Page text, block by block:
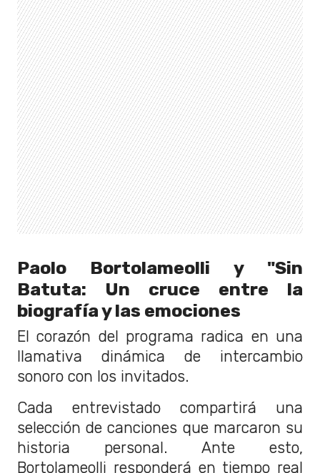
Paolo Bortolameolli y "Sin
Batuta: Un cruce entre la
biografía y las emociones
El corazón del programa radica en una
llamativa dinámica de intercambio
sonoro con los invitados.
Cada entrevistado compartirá una
selección de canciones que marcaron su
historia personal. Ante esto,
Bortolameolli responderá en tiempo real